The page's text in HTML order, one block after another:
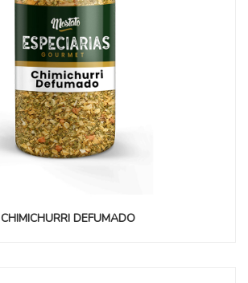
CHIMICHURRI DEFUMADO